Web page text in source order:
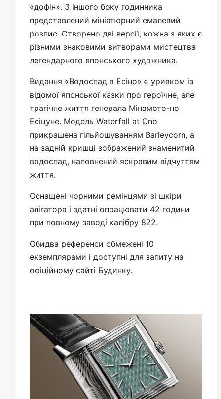
«дофін». З іншого боку годинника
представлений мініатюрний емалевий
розпис. Створено дві версії, кожна з яких є
різними знаковими витворами мистецтва
легендарного японського художника.
Видання «Водоспад в Есіно» є уривком із
відомої японської казки про героїчне, але
трагічне життя генерала Мінамото-но
Есіцуне. Модель Waterfall at Ono
прикрашена гільйошуванням Barleycorn, а
на задній кришці зображений знаменитий
водоспад, наповнений яскравим відчуттям
життя.
Оснащені чорними ремінцями зі шкіри
алігатора і здатні опрацювати 42 години
при повному заводі калібру 822.
Обидва референси обмежені 10
екземплярами і доступні для запиту на
офіційному сайті Будинку.